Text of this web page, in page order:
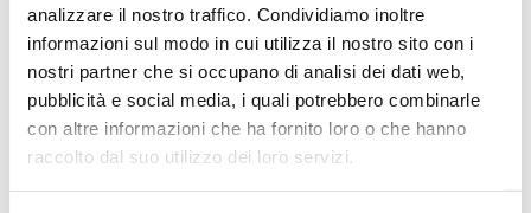
analizzare il nostro traffico. Condividiamo inoltre
informazioni sul modo in cui utilizza il nostro sito con i
nostri partner che si occupano di analisi dei dati web,
pubblicità e social media, i quali potrebbero combinarle
con altre informazioni che ha fornito loro o che hanno
raccolto dal suo utilizzo dei loro servizi.
Canturinità ai massimi livelli ieri sera nella
presentazione ai tifosi del roster 2022/2023 dell’Acqua
S.Bernardo Pallacanestro Cantù. Oltre 200 affezionati
supporter biancoblù si sono dati appuntamento nella
centralissima Piazza Garibaldi per applaudire e
spronare...